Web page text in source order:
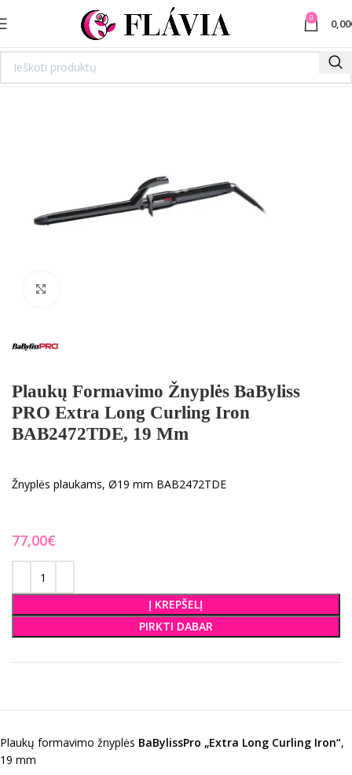
0 0,00
Plaukų Formavimo Žnyplės BaByliss
PRO Extra Long Curling Iron
BAB2472TDE, 19 Mm
Žnyplės plaukams, Ø19 mm BAB2472TDE
€
Į KREPŠELĮ
PIRKTI DABAR
Plaukų formavimo žnyplės BaBylissPro „Extra Long Curling Iron“,
19 mm